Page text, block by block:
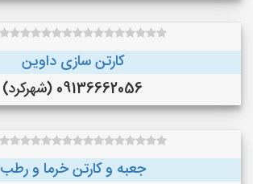
کارتن سازی داوین
09136662056 (شهرکرد)
جعبه و کارتن خرما و‌ رطب